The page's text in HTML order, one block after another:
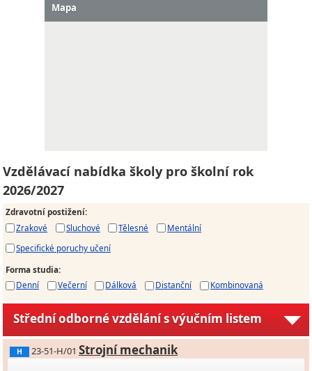
Mapa
Vzdělávací nabídka školy pro školní rok
2026/2027
Zdravotní postižení:
Zrakové
Sluchové Tělesné
Mentální
Specifické poruchy učení
Forma studia:
Denní
Večerní Dálková Distanční Kombinovaná
Střední odborné vzdělání s výučním listem
H 23-51-H/01 Strojní mechanik